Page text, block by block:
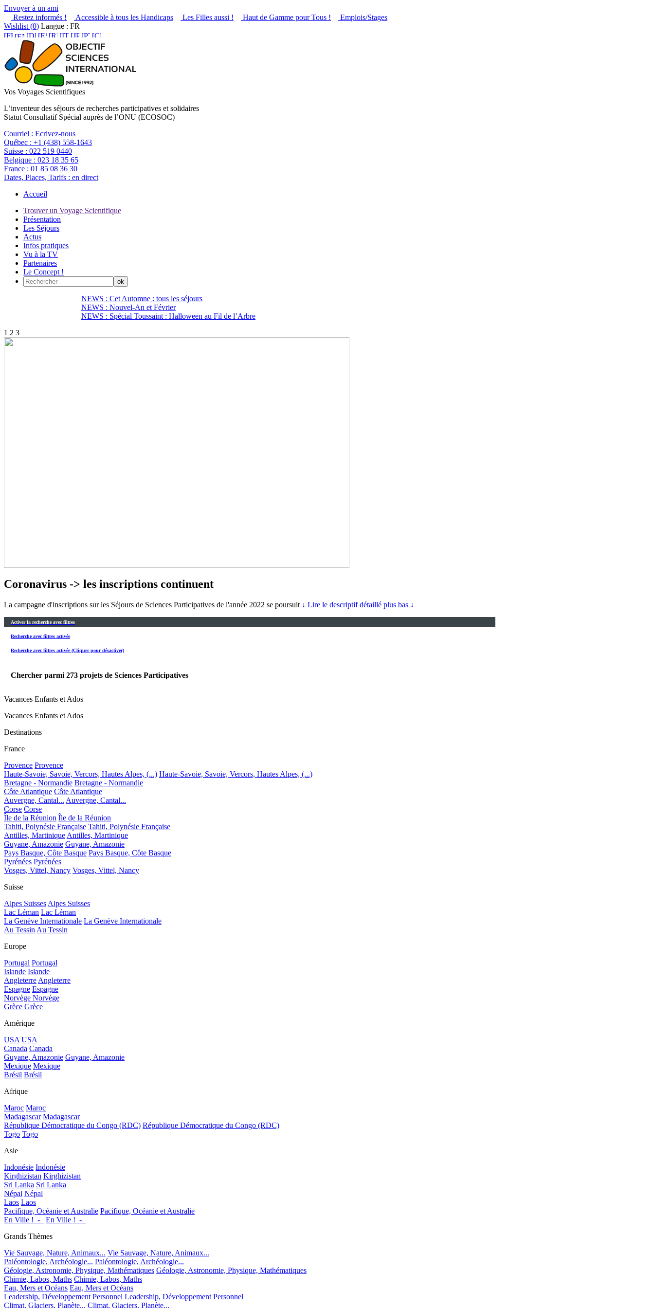
Envoyer à un ami
Restez informés !
Accessible à tous les Handicaps Les Filles aussi ! Haut de Gamme pour Tous !
Emplois/Stages
Wishlist (0) Langue : FR
Vos Voyages Scientifiques
L’inventeur des séjours de recherches participatives et solidaires
Statut Consultatif Spécial auprès de l’ONU (ECOSOC)
Courriel : Ecrivez-nous
Québec : +1 (438) 558-1643
Suisse : 022 519 0440
Belgique : 023 18 35 65
France : 01 85 08 36 30
Dates, Places, Tarifs : en direct
Accueil
Trouver un Voyage Scientifique
Présentation
Les Séjours
Actus
Infos pratiques
Vu à la TV
Partenaires
Le Concept !
NEWS : Cet Automne : tous les séjours
NEWS : Nouvel-An et Février
NEWS : Spécial Toussaint : Halloween au Fil de l’Arbre
1 2 3
Coronavirus -> les inscriptions continuent
La campagne d'inscriptions sur les Séjours de Sciences Participatives de l'année 2022 se poursuit ↓ Lire le descriptif détaillé plus bas ↓
Activer la recherche avec filtres
Recherche avec filtres activée
Recherche avec filtres activée (Cliquer pour désactiver)
Chercher parmi 273 projets de Sciences Participatives
Vacances Enfants et Ados
Vacances Enfants et Ados
Destinations
France
Provence Provence
Haute-Savoie, Savoie, Vercors, Hautes Alpes, (...) Haute-Savoie, Savoie, Vercors, Hautes Alpes, (...)
Bretagne - Normandie Bretagne - Normandie
Côte Atlantique Côte Atlantique
Auvergne, Cantal... Auvergne, Cantal...
Corse Corse
Île de la Réunion Île de la Réunion
Tahiti, Polynésie Française Tahiti, Polynésie Française
Antilles, Martinique Antilles, Martinique
Guyane, Amazonie Guyane, Amazonie
Pays Basque, Côte Basque Pays Basque, Côte Basque
Pyrénées Pyrénées
Vosges, Vittel, Nancy Vosges, Vittel, Nancy
Suisse
Alpes Suisses Alpes Suisses
Lac Léman Lac Léman
La Genève Internationale La Genève Internationale
Au Tessin Au Tessin
Europe
Portugal Portugal
Islande Islande
Angleterre Angleterre
Espagne Espagne
Norvège Norvège
Grèce Grèce
Amérique
USA USA
Canada Canada
Guyane, Amazonie Guyane, Amazonie
Mexique Mexique
Brésil Brésil
Afrique
Maroc Maroc
Madagascar Madagascar
République Démocratique du Congo (RDC) République Démocratique du Congo (RDC)
Togo Togo
Asie
Indonésie Indonésie
Kirghizistan Kirghizistan
Sri Lanka Sri Lanka
Népal Népal
Laos Laos
Pacifique, Océanie et Australie Pacifique, Océanie et Australie
En Ville !_-_
En Ville !_-_
Grands Thèmes
Vie Sauvage, Nature, Animaux... Vie Sauvage, Nature, Animaux...
Paléontologie, Archéologie... Paléontologie, Archéologie...
Géologie, Astronomie, Physique, Mathématiques Géologie, Astronomie, Physique, Mathématiques
Chimie, Labos, Maths Chimie, Labos, Maths
Eau, Mers et Océans Eau, Mers et Océans
Leadership, Développement Personnel Leadership, Développement Personnel
Climat, Glaciers, Planète... Climat, Glaciers, Planète...